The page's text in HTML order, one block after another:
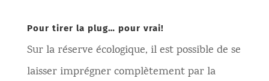
Pour tirer la plug… pour vrai!
Sur la réserve écologique, il est possible de se
laisser imprégner complètement par la